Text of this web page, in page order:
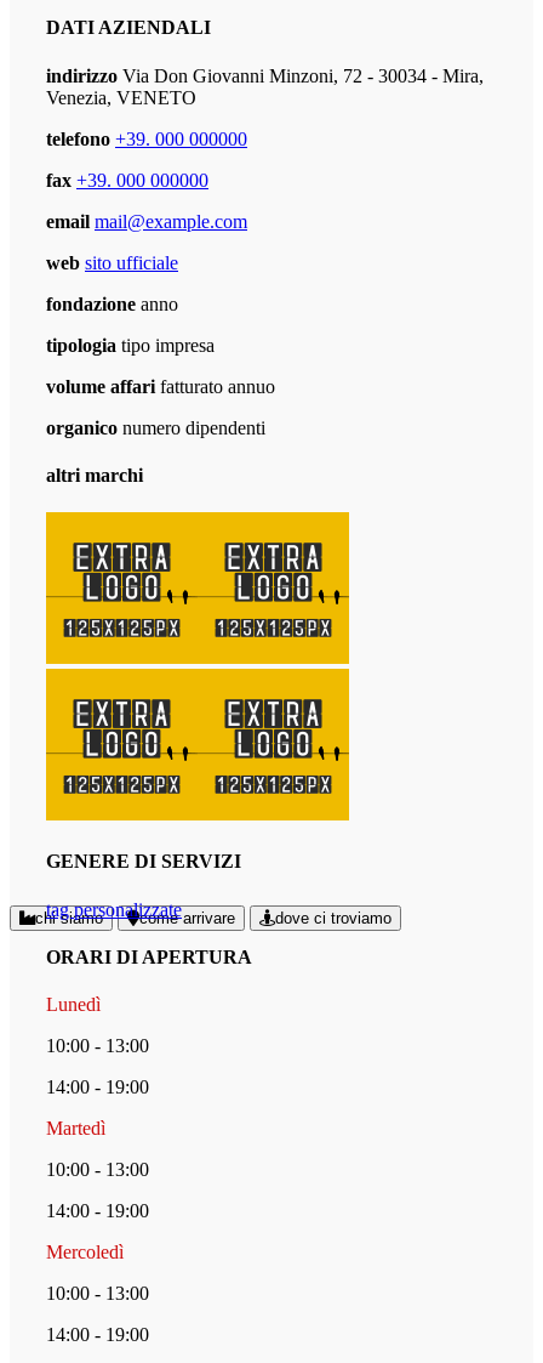
chi siamo come arrivare dove ci troviamo
DATI AZIENDALI
indirizzo Via Don Giovanni Minzoni, 72 - 30034 - Mira,
Venezia, VENETO
telefono +39. 000 000000
fax +39. 000 000000
email mail@example.com
web sito ufficiale
fondazione anno
tipologia tipo impresa
volume affari fatturato annuo
organico numero dipendenti
altri marchi
GENERE DI SERVIZI
tag personalizzate
ORARI DI APERTURA
Lunedì
10:00 - 13:00
14:00 - 19:00
Martedì
10:00 - 13:00
14:00 - 19:00
Mercoledì
10:00 - 13:00
14:00 - 19:00